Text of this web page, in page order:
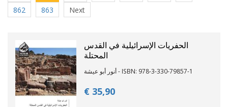
862
863 Next
الحفريات الإسرائيلية في القدس
المحتلة
أنور أبو عيشة - ISBN: 978-3-330-79857-1
€ 35,90